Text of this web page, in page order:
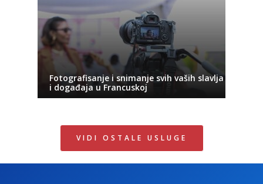
Fotografisanje i snimanje svih vaših slavlja
i događaja u Francuskoj
VIDI OSTALE USLUGE